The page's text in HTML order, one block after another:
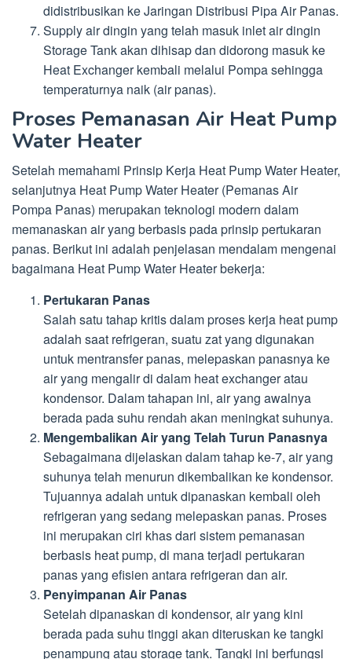
didistribusikan ke Jaringan Distribusi Pipa Air Panas.
Supply air dingin yang telah masuk inlet air dingin
Storage Tank akan dihisap dan didorong masuk ke
Heat Exchanger kembali melalui Pompa sehingga
temperaturnya naik (air panas).
Proses Pemanasan Air Heat Pump
Water Heater
Setelah memahami Prinsip Kerja Heat Pump Water Heater,
selanjutnya Heat Pump Water Heater (Pemanas Air
Pompa Panas) merupakan teknologi modern dalam
memanaskan air yang berbasis pada prinsip pertukaran
panas. Berikut ini adalah penjelasan mendalam mengenai
bagaimana Heat Pump Water Heater bekerja:
Pertukaran Panas
Salah satu tahap kritis dalam proses kerja heat pump
adalah saat refrigeran, suatu zat yang digunakan
untuk mentransfer panas, melepaskan panasnya ke
air yang mengalir di dalam heat exchanger atau
kondensor. Dalam tahapan ini, air yang awalnya
berada pada suhu rendah akan meningkat suhunya.
Mengembalikan Air yang Telah Turun Panasnya
Sebagaimana dijelaskan dalam tahap ke-7, air yang
suhunya telah menurun dikembalikan ke kondensor.
Tujuannya adalah untuk dipanaskan kembali oleh
refrigeran yang sedang melepaskan panas. Proses
ini merupakan ciri khas dari sistem pemanasan
berbasis heat pump, di mana terjadi pertukaran
panas yang efisien antara refrigeran dan air.
Penyimpanan Air Panas
Setelah dipanaskan di kondensor, air yang kini
berada pada suhu tinggi akan diteruskan ke tangki
penampung atau storage tank. Tangki ini berfungsi